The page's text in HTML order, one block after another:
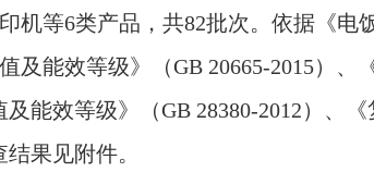
等6类产品，共82批次。依据《电
能效等级》（GB 20665-2015）、
及能效等级》（GB 28380-2012）、
果见附件。